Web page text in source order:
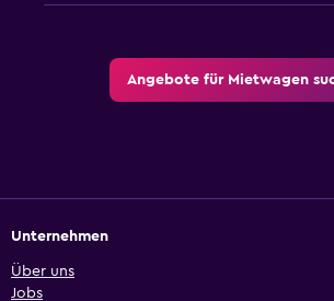
Angebote für Mietwagen
Unternehmen
Über uns
Jobs